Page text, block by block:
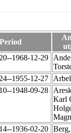
Period
1968-12-29
1955-12-27
1948-09-28
Karl
1936-02-20